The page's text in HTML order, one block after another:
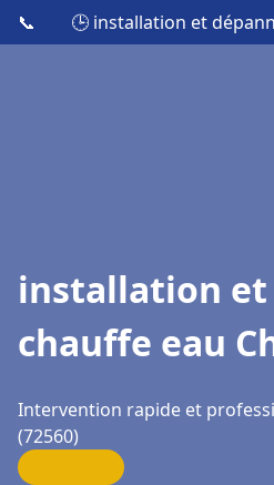
📞 🕒 installation et
installation et
chauffe eau
Intervention rapide et
(72560)